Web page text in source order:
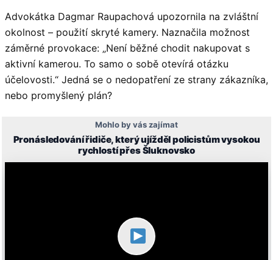
Advokátka Dagmar Raupachová upozornila na zvláštní
okolnost – použití skryté kamery. Naznačila možnost
záměrné provokace: „Není běžné chodit nakupovat s
aktivní kamerou. To samo o sobě otevírá otázku
účelovosti.“ Jedná se o nedopatření ze strany zákazníka,
nebo promyšlený plán?
Mohlo by vás zajímat
Pronásledování řidiče, který ujížděl policistům vysokou
rychlostí přes Šluknovsko